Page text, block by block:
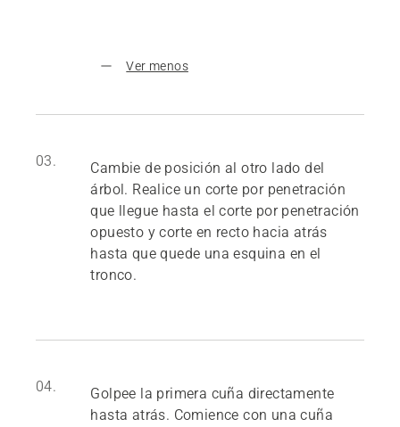
Ver menos
03.
Cambie de posición al otro lado del
árbol. Realice un corte por penetración
que llegue hasta el corte por penetración
opuesto y corte en recto hacia atrás
hasta que quede una esquina en el
tronco.
04.
Golpee la primera cuña directamente
hasta atrás. Comience con una cuña